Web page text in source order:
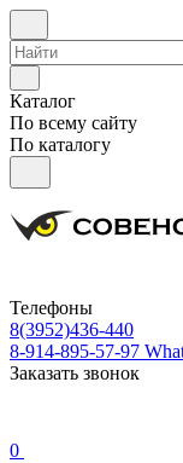
Каталог
По всему сайту
По каталогу
Телефоны
8(3952)436-440
8-914-895-57-97
Заказать звонок
0